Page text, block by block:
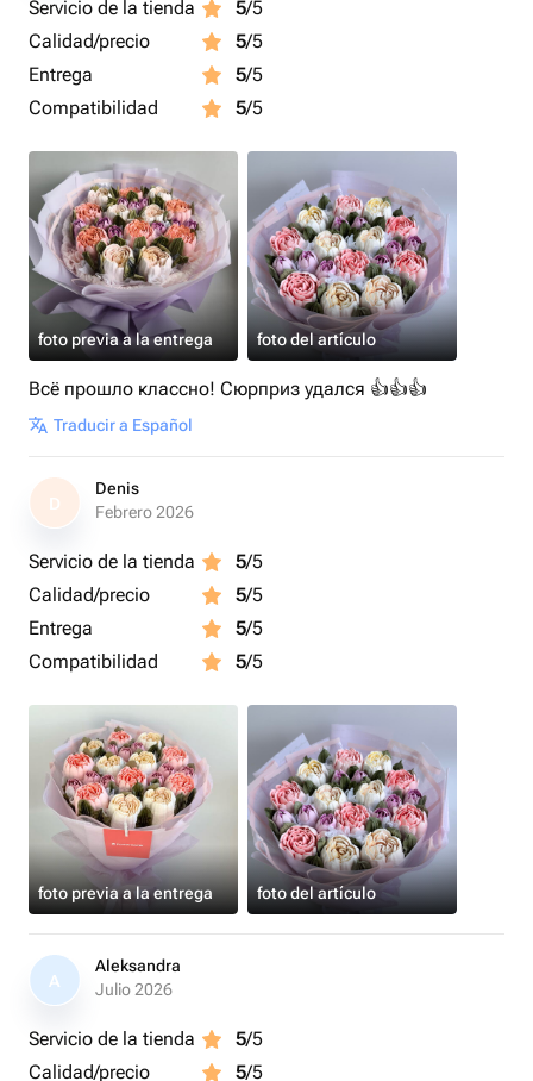
Servicio de la tienda 5/5
Calidad/precio
5/5
Entrega
5/5
Compatibilidad
5/5
foto previa a la entrega foto del artículo
Всё прошло классно! Сюрприз удался 👍👍👍
Traducir a Español
D
Denis
Febrero 2026
Servicio de la tienda 5/5
Calidad/precio
5/5
Entrega
5/5
Compatibilidad
5/5
foto previa a la entrega foto del artículo
A
Aleksandra
Julio 2026
Servicio de la tienda 5/5
Calidad/precio
5/5